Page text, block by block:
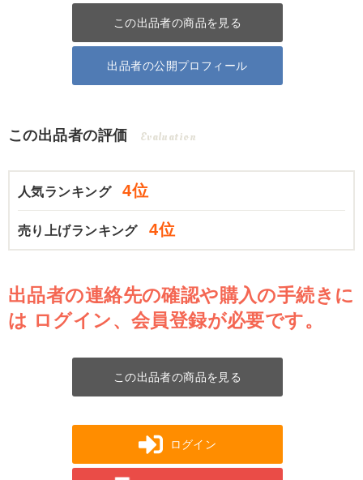
この出品者の商品を見る
出品者の公開プロフィール
この出品者の評価 Evaluation
人気ランキング 4位
売り上げランキング 4位
出品者の連絡先の確認や購入の手続きに
は ログイン、会員登録が必要です。
この出品者の商品を見る
ログイン